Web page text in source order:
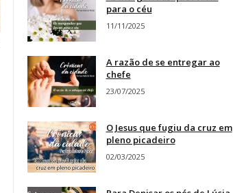
para o céu
11/11/2025
A razão de se entregar ao
chefe
23/07/2025
O Jesus que fugiu da cruz em
pleno picadeiro
02/03/2025